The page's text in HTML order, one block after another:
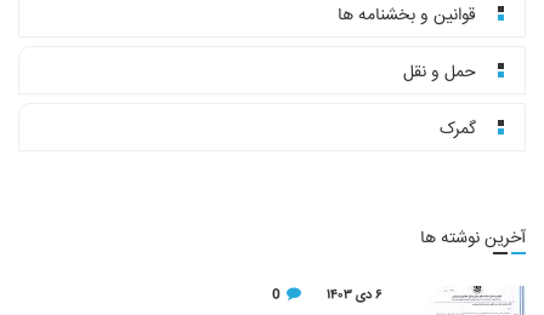
قوانین و بخشنامه ها
حمل و نقل
گمرک
آخرین نوشته ها
۶ دی ۱۴۰۳ 0